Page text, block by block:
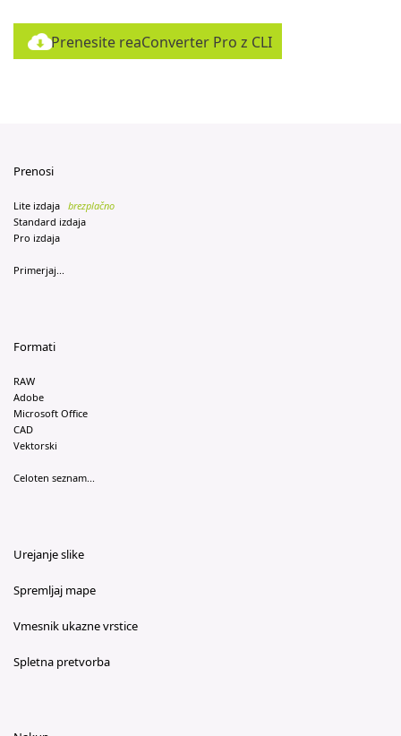
Prenesite reaConverter Pro z CLI
Prenosi
Lite izdaja brezplačno
Standard izdaja
Pro izdaja
Primerjaj...
Formati
RAW
Adobe
Microsoft Office
CAD
Vektorski
Celoten seznam...
Urejanje slike
Spremljaj mape
Vmesnik ukazne vrstice
Spletna pretvorba